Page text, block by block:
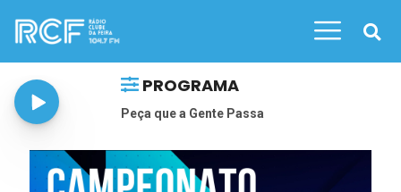
PROGRAMA
Peça que a Gente Passa